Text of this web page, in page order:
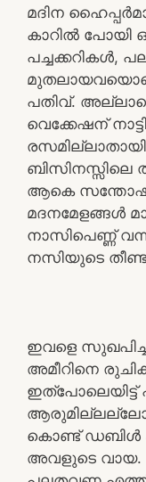
മദിന
കാറിൽ പോയി
പച്ചക്കറികൾ,
പതിവ്.
വെക്കേഷന്
ബിസിനസ്സിലെ
ആകെ
മദനമേളങ്ങൾ
നാസിപെണ്ണ്
നസിയുടെ
ഇവളെ
അമീറിനെ
കൊണ്ട് ഡബിൾ
അവളുടെ